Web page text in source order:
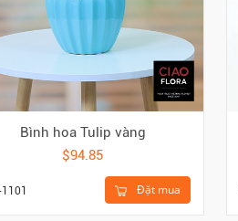
Bình hoa Tulip vàng
$94.85
Đặt mua